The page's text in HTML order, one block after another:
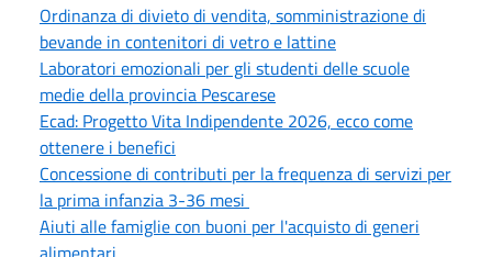
Ordinanza di divieto di vendita, somministrazione di
bevande in contenitori di vetro e lattine
Laboratori emozionali per gli studenti delle scuole
medie della provincia Pescarese
Ecad: Progetto Vita Indipendente 2026, ecco come
ottenere i benefici
Concessione di contributi per la frequenza di servizi per
la prima infanzia 3-36 mesi
Aiuti alle famiglie con buoni per l'acquisto di generi